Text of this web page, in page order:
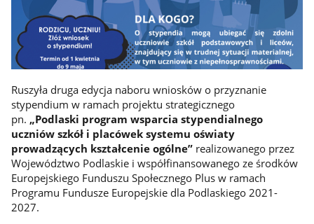
Ruszyła druga edycja naboru wniosków o przyznanie
stypendium w ramach projektu strategicznego
pn. „Podlaski program wsparcia stypendialnego
uczniów szkół i placówek systemu oświaty
prowadzących kształcenie ogólne”realizowanego przez
Województwo Podlaskie i współfinansowanego ze środków
Europejskiego Funduszu Społecznego Plus w ramach
Programu Fundusze Europejskie dla Podlaskiego 2021-
2027.